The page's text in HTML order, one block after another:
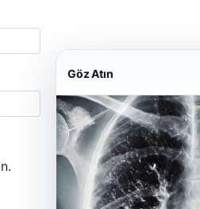
Göz Atın